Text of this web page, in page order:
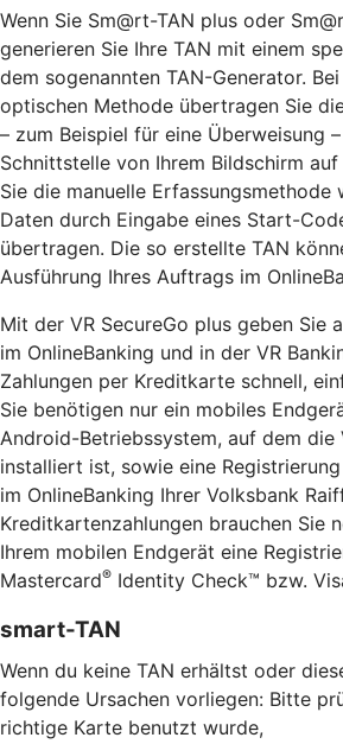
Wenn Sie Sm@rt-TAN plus oder
generieren Sie Ihre TAN mit einem
dem sogenannten TAN-Generator.
optischen Methode übertragen Sie
– zum Beispiel für eine Überweisung
Schnittstelle von Ihrem Bildschirm auf
Sie die manuelle Erfassungsmethode
Daten durch Eingabe eines Start-
übertragen. Die so erstellte TAN
Ausführung Ihres Auftrags im
Mit der VR SecureGo plus geben Sie
im OnlineBanking und in der VR
Zahlungen per Kreditkarte schnell,
Sie benötigen nur ein mobiles
Android-Betriebssystem, auf dem die
installiert ist, sowie eine
im OnlineBanking Ihrer Volksbank
Kreditkartenzahlungen brauchen Sie
Ihrem mobilen Endgerät eine
Mastercard® Identity Check™ bzw.
smart-TAN
Wenn du keine TAN erhältst oder
folgende Ursachen vorliegen: Bitte
richtige Karte benutzt wurde,